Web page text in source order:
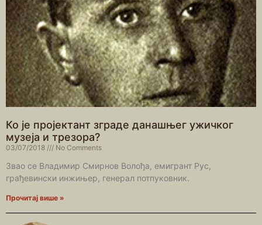
Ко је пројектант зграде данашњег ужичког
музеја и трезора?
03/07/2018 No Comments
Звао се Владимир Смирнов Волођа, емигрант Рус,
грађевински инжињер, генерал потпуковник.
Прочитај више »